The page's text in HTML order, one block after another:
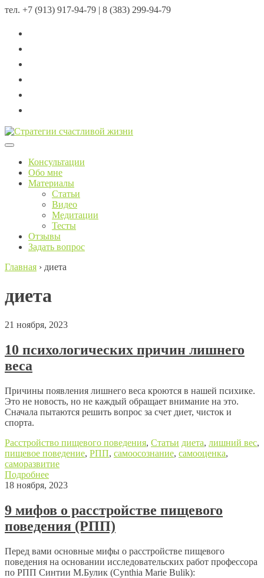
тел. +7 (913) 917-94-79 | 8 (383) 299-94-79
Menu
Консультации
Обо мне
Материалы
Статьи
Видео
Медитации
Тесты
Отзывы
Задать вопрос
Главная › диета
диета
21 ноября, 2023
10 психологических причин лишнего
веса
Причины появления лишнего веса кроются в нашей психике.
Это не новость, но не каждый обращает внимание на это.
Сначала пытаются решить вопрос за счет диет, чисток и
спорта.
Расстройство пищевого поведения, Статьи диета, лишний вес,
пищевое поведение, РПП, самоосознание, самооценка,
саморазвитие
Подробнее
18 ноября, 2023
9 мифов о расстройстве пищевого
поведения (РПП)
Перед вами основные мифы о расстройстве пищевого
поведения на основании исследовательских работ профессора
по РПП Синтии М.Булик (Cynthia Marie Bulik):